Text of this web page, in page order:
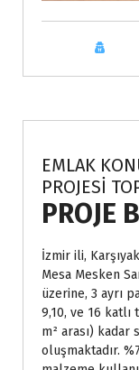
EMLAK
PROJESİ
PROJE
İzmir ili,
Mesa Mesken
üzerine, 3 ayrı
9,10, ve 16 katlı
m² arası)
oluşmaktadır.